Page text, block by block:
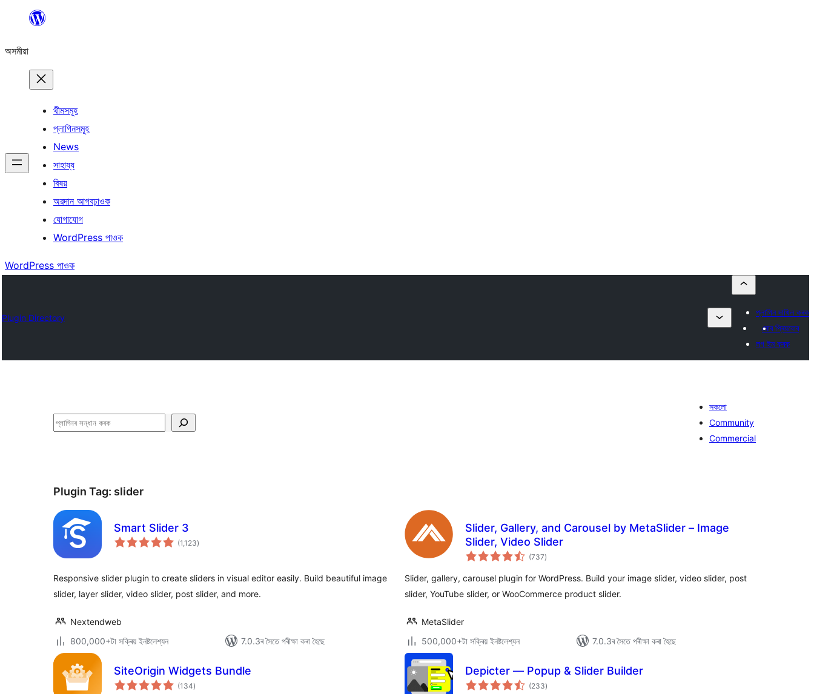
বিষয়বস্তুলৈ
অসমীয়া
থীমসমূহ
প্লাগিনসমূহ
News
সাহায্য
বিষয়
অৱদান আগবঢ়াওক
যোগাযোগ
WordPress পাওক
WordPress পাওক
Plugin Directory
প্লাগিন দাখিল কৰক
মোৰ প্ৰিয়বোৰ
লগ ইন কৰক
সন্ধান
সকলো
Community
Commercial
Plugin Tag: slider
Smart Slider 3
(1,123টা
মুঠ)
Responsive slider plugin to create sliders in visual editor easily. Build beautiful image
slider, layer slider, video slider, post slider, and more.
Nextendweb
800,000+টা সক্ৰিয় ইনষ্টলেশ্যন
7.0.3ৰ সৈতে পৰীক্ষা কৰা হৈছে
Slider, Gallery, and Carousel by MetaSlider – Image
Slider, Video Slider
(737টা
মুঠ)
Slider, gallery, carousel plugin for WordPress. Build your image slider, video slider, post
slider, YouTube slider, or WooCommerce product slider.
MetaSlider
500,000+টা সক্ৰিয় ইনষ্টলেশ্যন
7.0.3ৰ সৈতে পৰীক্ষা কৰা হৈছে
SiteOrigin Widgets Bundle
(134টা
মুঠ)
Depicter — Popup & Slider Builder
(233টা
মুঠ)